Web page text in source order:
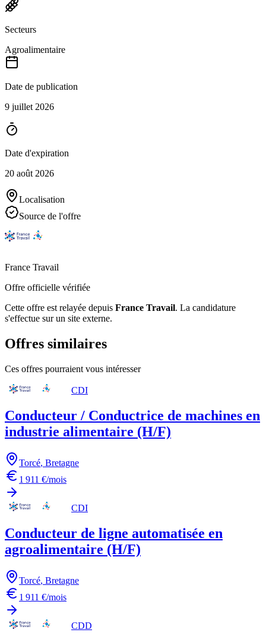
Secteurs
Agroalimentaire
Date de publication
9 juillet 2026
Date d'expiration
20 août 2026
Localisation
Source de l'offre
France Travail
Offre officielle vérifiée
Cette offre est relayée depuis France Travail. La candidature
s'effectue sur un site externe.
Offres similaires
Ces offres pourraient vous intéresser
CDI
Conducteur / Conductrice de machines en
industrie alimentaire (H/F)
Torcé, Bretagne
1 911 €/mois
CDI
Conducteur de ligne automatisée en
agroalimentaire (H/F)
Torcé, Bretagne
1 911 €/mois
CDD